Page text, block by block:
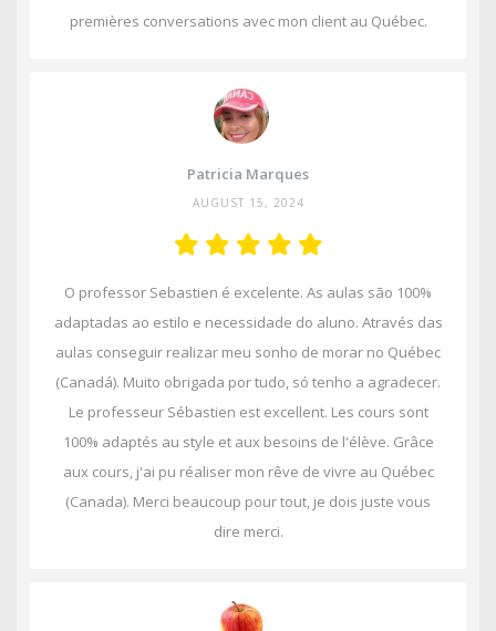
premières conversations avec mon client au Québec.
Patricia Marques
AUGUST 15, 2024
O professor Sebastien é excelente. As aulas são 100%
adaptadas ao estilo e necessidade do aluno. Através das
aulas conseguir realizar meu sonho de morar no Québec
(Canadá). Muito obrigada por tudo, só tenho a agradecer.
Le professeur Sébastien est excellent. Les cours sont
100% adaptés au style et aux besoins de l'élève. Grâce
aux cours, j'ai pu réaliser mon rêve de vivre au Québec
(Canada). Merci beaucoup pour tout, je dois juste vous
dire merci.